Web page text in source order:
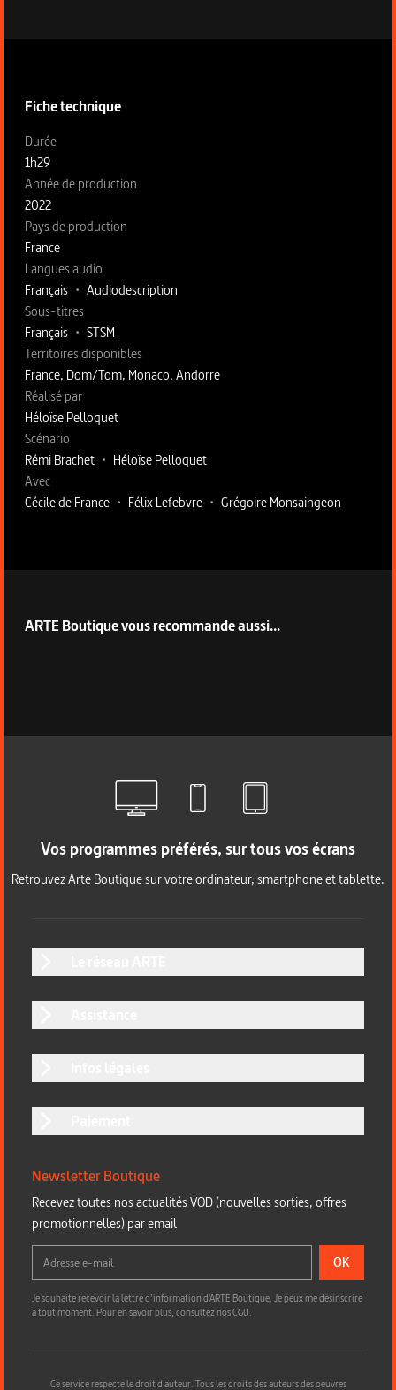
Fiche technique
Fiche technique section gauche
Durée
1h29
Année de production
2022
Pays de production
France
Langues audio
Français • Audiodescription
Sous-titres
Français • STSM
Territoires disponibles
France, Dom/Tom, Monaco, Andorre
Fiche technique section droite
Réalisé par
Héloïse Pelloquet
Scénario
Rémi Brachet • Héloïse Pelloquet
Avec
Cécile de France • Félix Lefebvre • Grégoire Monsaingeon
ARTE Boutique vous recommande aussi...
Vos programmes préférés, sur tous vos écrans
Retrouvez Arte Boutique sur votre ordinateur, smartphone et tablette.
Newsletter Boutique
Recevez toutes nos actualités VOD (nouvelles sorties, offres
promotionnelles) par email
OK
Je souhaite recevoir la lettre d’information d'ARTE Boutique. Je peux me désinscrire
à tout moment. Pour en savoir plus,consultez nos CGU.
Ce service respecte le droit d’auteur. Tous les droits des auteurs des oeuvres